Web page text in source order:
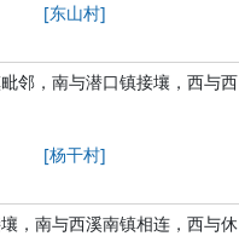
[东山村]
邻，南与潜口镇接壤，西与西
[杨干村]
，南与西溪南镇相连，西与休